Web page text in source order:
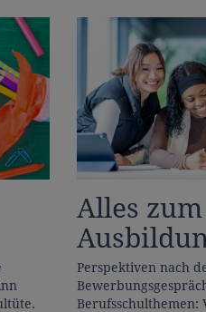
Alles
Perspektiven nach
Berufsschulthemen: